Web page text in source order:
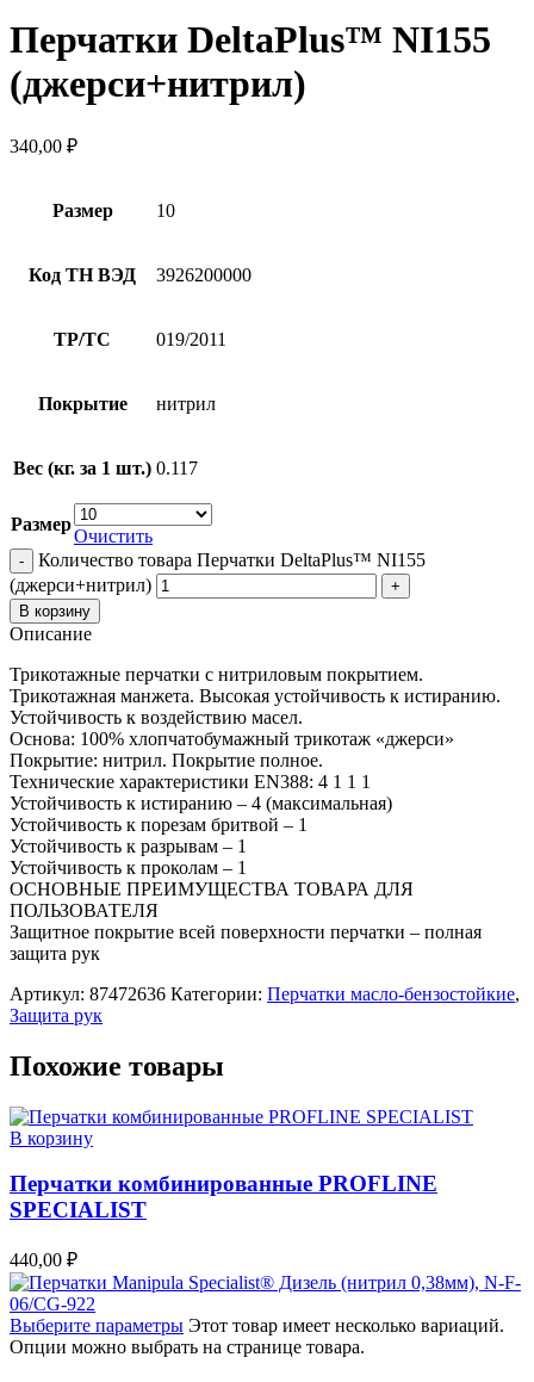
Перчатки DeltaPlus™ NI155
(джерси+нитрил)
340,00 ₽
Размер 10
Код ТН ВЭД 3926200000
ТР/ТС 019/2011
Покрытие нитрил
Вес (кг. за 1 шт.) 0.117
Размер
Очистить
Количество товара Перчатки DeltaPlus™ NI155
(джерси+нитрил)
В корзину
Описание
Трикотажные перчатки с нитриловым покрытием.
Трикотажная манжета. Высокая устойчивость к истиранию.
Устойчивость к воздействию масел.
Основа: 100% хлопчатобумажный трикотаж «джерси»
Покрытие: нитрил. Покрытие полное.
Технические характеристики EN388: 4 1 1 1
Устойчивость к истиранию – 4 (максимальная)
Устойчивость к порезам бритвой – 1
Устойчивость к разрывам – 1
Устойчивость к проколам – 1
ОСНОВНЫЕ ПРЕИМУЩЕСТВА ТОВАРА ДЛЯ
ПОЛЬЗОВАТЕЛЯ
Защитное покрытие всей поверхности перчатки – полная
защита рук
Артикул: 87472636 Категории: Перчатки масло-бензостойкие,
Защита рук
Похожие товары
В корзину
Перчатки комбинированные PROFLINE
SPECIALIST
440,00 ₽
Выберите параметры Этот товар имеет несколько вариаций.
Опции можно выбрать на странице товара.